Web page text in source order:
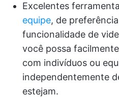
Excelentes
equipe, de
funcionalidade de
você possa
com indivíduos ou
independentemente
estejam.